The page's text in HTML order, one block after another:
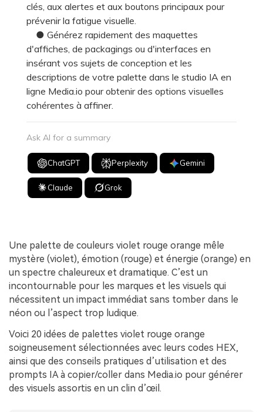
clés, aux alertes et aux boutons principaux pour
prévenir la fatigue visuelle.
● Générez rapidement des maquettes
d'affiches, de packagings ou d'interfaces en
insérant vos sujets de conception et les
descriptions de votre palette dans le studio IA en
ligne Media.io pour obtenir des options visuelles
cohérentes à affiner.
Ask AI for a summary
ChatGPT Perplexity Gemini
Claude Grok
Une palette de couleurs violet rouge orange mêle
mystère (violet), émotion (rouge) et énergie (orange) en
un spectre chaleureux et dramatique. C’est un
incontournable pour les marques et les visuels qui
nécessitent un impact immédiat sans tomber dans le
néon ou l’aspect trop ludique.
Voici 20 idées de palettes violet rouge orange
soigneusement sélectionnées avec leurs codes HEX,
ainsi que des conseils pratiques d’utilisation et des
prompts IA à copier/coller dans Media.io pour générer
des visuels assortis en un clin d’œil.